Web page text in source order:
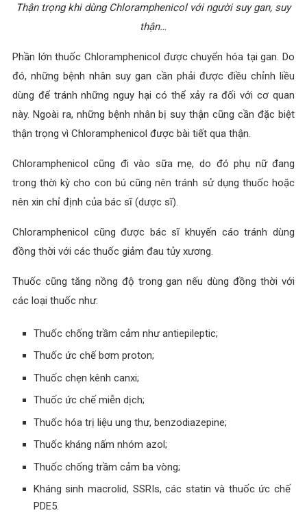
Thận trọng khi dùngChloramphenicol với người suy gan, suy
thận…
Phần lớn thuốc Chloramphenicol được chuyển hóa tại gan. Do
đó, những bệnh nhân suy gan cần phải được điều chỉnh liều
dùng để tránh những nguy hại có thể xảy ra đối với cơ quan
này. Ngoài ra, những bệnh nhân bị suy thận cũng cần đặc biệt
thận trọng vì Chloramphenicol được bài tiết qua thận.
Chloramphenicol cũng đi vào sữa mẹ, do đó phụ nữ đang
trong thời kỳ cho con bú cũng nên tránh sử dụng thuốc hoặc
nên xin chỉ định của bác sĩ (dược sĩ).
Chloramphenicol cũng được bác sĩ khuyến cáo tránh dùng
đồng thời với các thuốc giảm đau tủy xương.
Thuốc cũng tăng nồng độ trong gan nếu dùng đồng thời với
các loại thuốc như:
Thuốc chống trầm cảm như antiepileptic;
Thuốc ức chế bơm proton;
Thuốc chẹn kênh canxi;
Thuốc ức chế miễn dịch;
Thuốc hóa trị liệu ung thư, benzodiazepine;
Thuốc kháng nấm nhóm azol;
Thuốc chống trầm cảm ba vòng;
Kháng sinh macrolid, SSRIs, các statin và thuốc ức chế
PDE5.